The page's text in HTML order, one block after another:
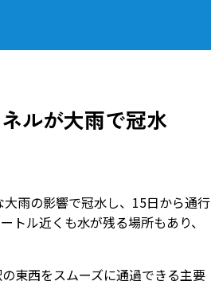
ルが大雨で冠水
雨の影響で冠水し、15日から通行
ル近くも水が残る場所もあり、
東西をスムーズに通過できる主要